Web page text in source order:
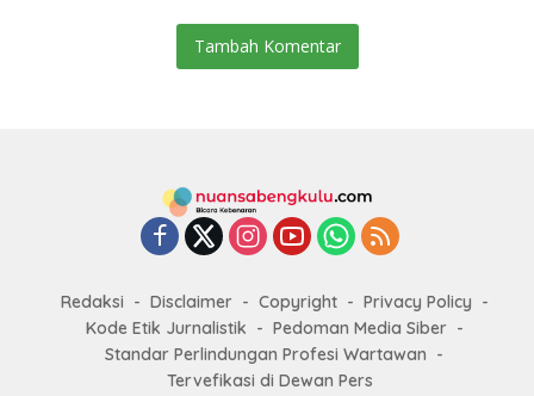
Tambah Komentar
Redaksi Disclaimer Copyright
Privacy Policy
Kode Etik Jurnalistik
Pedoman Media Siber
Standar Perlindungan Profesi Wartawan
Tervefikasi di Dewan Pers